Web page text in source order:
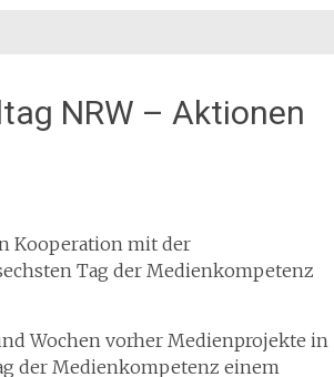
NRW – Aktionen
Kooperation mit der
Tag der Medienkompetenz
Wochen vorher Medienprojekte in
der Medienkompetenz einem